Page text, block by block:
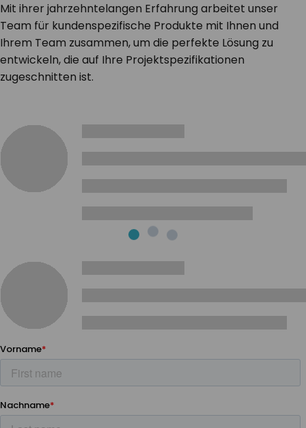
Mit ihrer jahrzehntelangen Erfahrung arbeitet unser
Team für kundenspezifische Produkte mit Ihnen und
Ihrem Team zusammen, um die perfekte Lösung zu
entwickeln, die auf Ihre Projektspezifikationen
zugeschnitten ist.